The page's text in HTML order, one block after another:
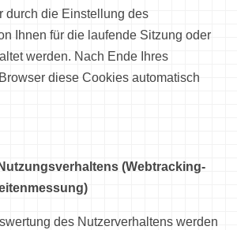
durch die Einstellung des
Ihnen für die laufende Sitzung oder
werden. Nach Ende Ihres
diese Cookies automatisch
(Webtracking-
des Nutzerverhaltens werden